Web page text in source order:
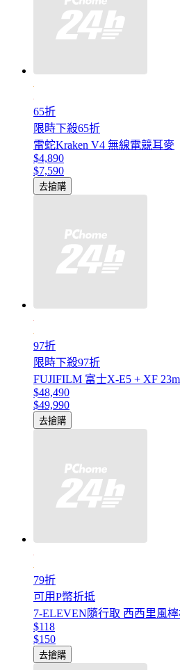
65折
限時下殺65折
雷蛇Kraken V4 無線電競耳麥
$4,890
$7,590
去搶購
97折
限時下殺97折
FUJIFILM 富士X-E5 + XF
$48,490
$49,990
去搶購
79折
可用P幣折抵
7-ELEVEN隨行取 西西里風
$118
$150
去搶購